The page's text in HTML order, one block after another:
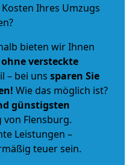
Ihres Umzugs
bieten wir Ihnen
ohne versteckte
– bei uns sparen Sie
Wie das möglich ist?
günstigsten
Flensburg.
Leistungen –
teuer sein.